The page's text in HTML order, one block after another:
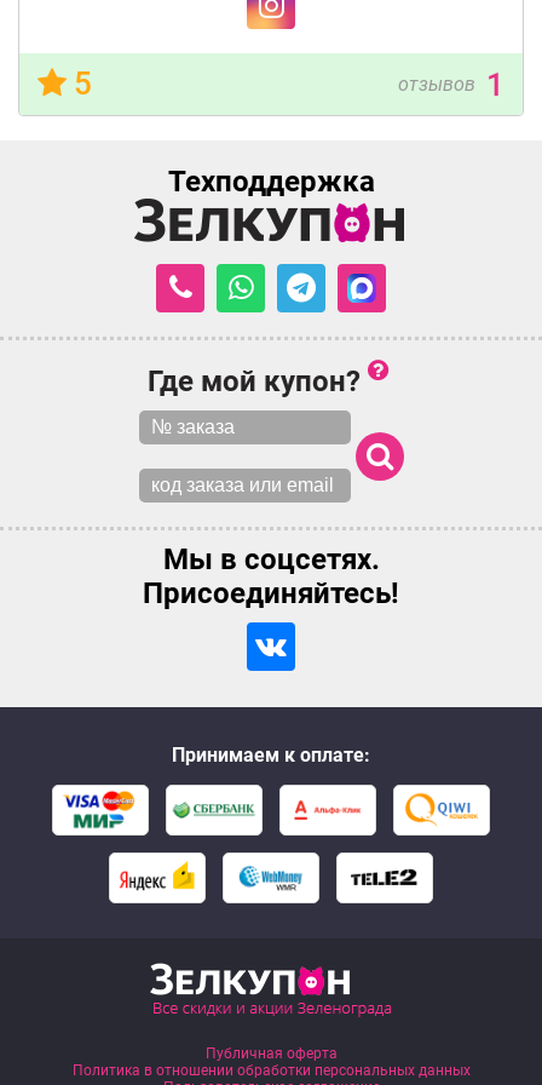
5 отзывов 1
Техподдержка
Где мой купон?
Мы в соцсетях.
Присоединяйтесь!
Принимаем к оплате:
Публичная оферта
Политика в отношении обработки персональных данных